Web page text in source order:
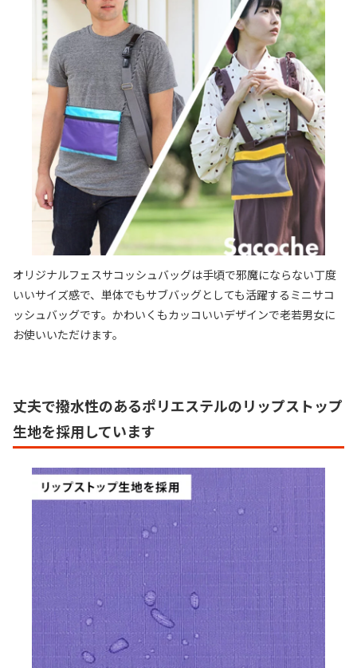
オリジナルフェスサコッシュバッグは手頃で邪魔にならない丁度
いいサイズ感で、単体でもサブバッグとしても活躍するミニサコ
ッシュバッグです。かわいくもカッコいいデザインで老若男女に
お使いいただけます。
丈夫で撥水性のあるポリエステルのリップストップ
生地を採用しています